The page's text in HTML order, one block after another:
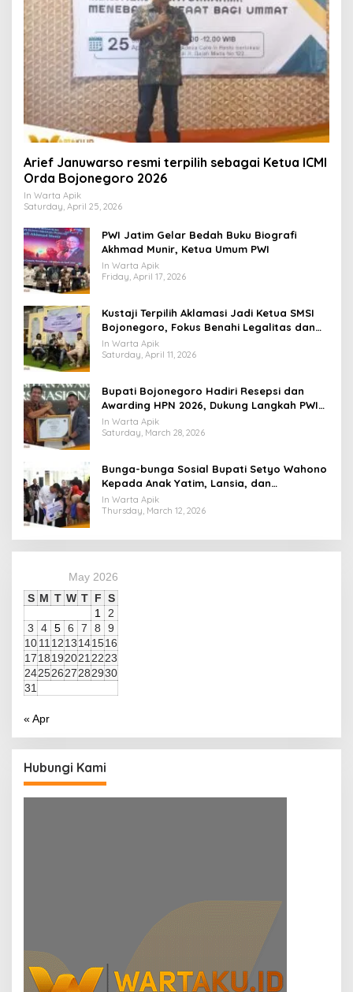
Arief Januwarso resmi terpilih sebagai Ketua ICMI
Orda Bojonegoro 2026
In Warta Apik
Saturday, April 25, 2026
PWI Jatim Gelar Bedah Buku Biografi
Akhmad Munir, Ketua Umum PWI
In Warta Apik
Friday, April 17, 2026
​Kustaji Terpilih Aklamasi Jadi Ketua SMSI
Bojonegoro, Fokus Benahi Legalitas dan
UKW Anggota
In Warta Apik
Saturday, April 11, 2026
Bupati Bojonegoro Hadiri Resepsi dan
Awarding HPN 2026, Dukung Langkah PWI
Tingkatkan Kompetensi Wartawan
In Warta Apik
Saturday, March 28, 2026
Bunga-bunga Sosial Bupati Setyo Wahono
Kepada Anak Yatim, Lansia, dan
Penyandang Disabilitas di Kasiman
In Warta Apik
Thursday, March 12, 2026
May 2026
S M T W T F S
1
2
3
4 5 6 7 8
9
1011 1213141516
1718192021 2223
24252627282930
31
« Apr
Hubungi Kami